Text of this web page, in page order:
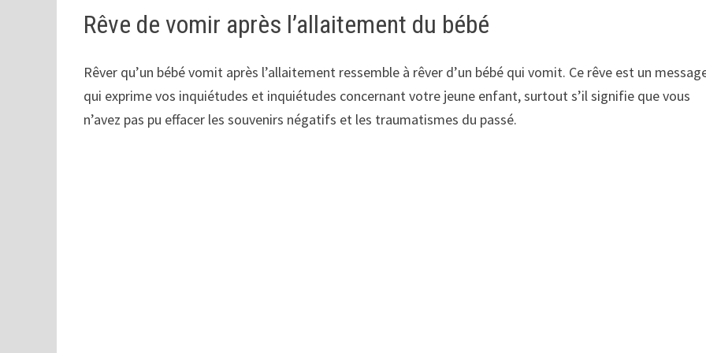
Rêve de vomir après l’allaitement du bébé
Rêver qu’un bébé vomit après l’allaitement ressemble à rêver d’un bébé qui vomit. Ce rêve est un
qui exprime vos inquiétudes et inquiétudes concernant votre jeune enfant, surtout s’il signifie que vous
n’avez pas pu effacer les souvenirs négatifs et les traumatismes du passé.